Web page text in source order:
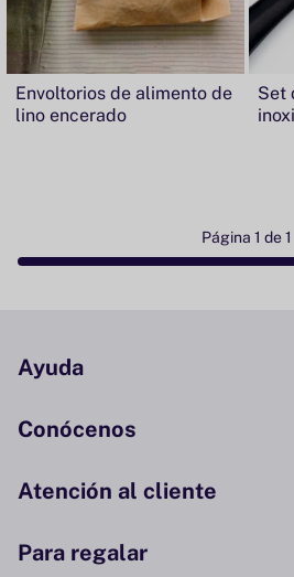
Envoltorios de alimento de
lino encerado
Set
Página 1 de 1
Ayuda
Conócenos
Atención al cliente
Para regalar